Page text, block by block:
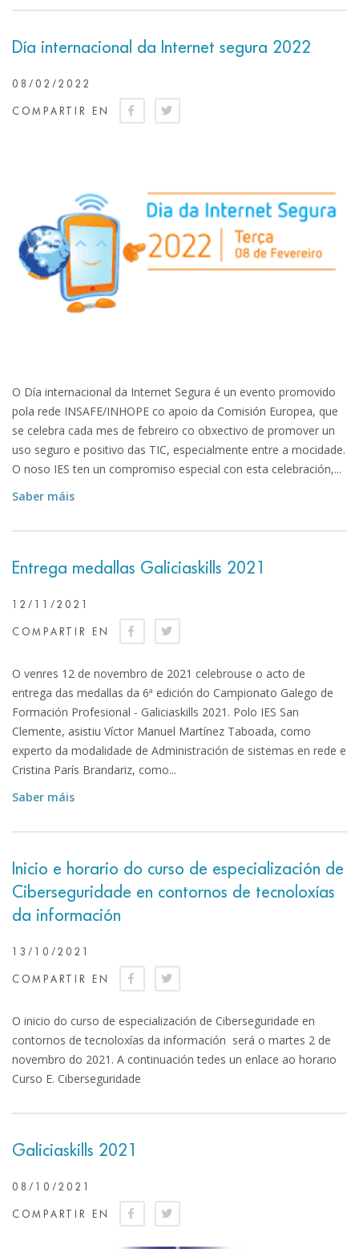
Día internacional da Internet segura 2022
08/02/2022
COMPARTIR EN
O Día internacional da Internet Segura é un evento promovido
pola rede INSAFE/INHOPE co apoio da Comisión Europea, que
se celebra cada mes de febreiro co obxectivo de promover un
uso seguro e positivo das TIC, especialmente entre a mocidade.
O noso IES ten un compromiso especial con esta celebración,...
Saber máis
Entrega medallas Galiciaskills 2021
12/11/2021
COMPARTIR EN
O venres 12 de novembro de 2021 celebrouse o acto de
entrega das medallas da 6ª edición do Campionato Galego de
Formación Profesional - Galiciaskills 2021. Polo IES San
Clemente, asistiu Víctor Manuel Martínez Taboada, como
experto da modalidade de Administración de sistemas en rede e
Cristina París Brandariz, como...
Saber máis
Inicio e horario do curso de especialización de
Ciberseguridade en contornos de tecnoloxías
da información
13/10/2021
COMPARTIR EN
O inicio do curso de especialización de Ciberseguridade en
contornos de tecnoloxías da información será o martes 2 de
novembro do 2021. A continuación tedes un enlace ao horario
Curso E. Ciberseguridade
Galiciaskills 2021
08/10/2021
COMPARTIR EN